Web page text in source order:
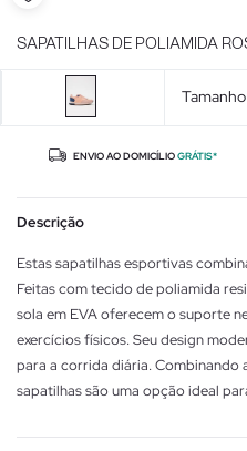
SAPATILHAS DE POLIAMIDA
Tamanho
ENVIO AO DOMICÍLIOGRÁTIS*
Descrição
Estas sapatilhas esportivas
Feitas com tecido de poliamida
sola em EVA oferecem o suporte
exercícios físicos. Seu design
para a corrida diária. Combinando
sapatilhas são uma opção ideal